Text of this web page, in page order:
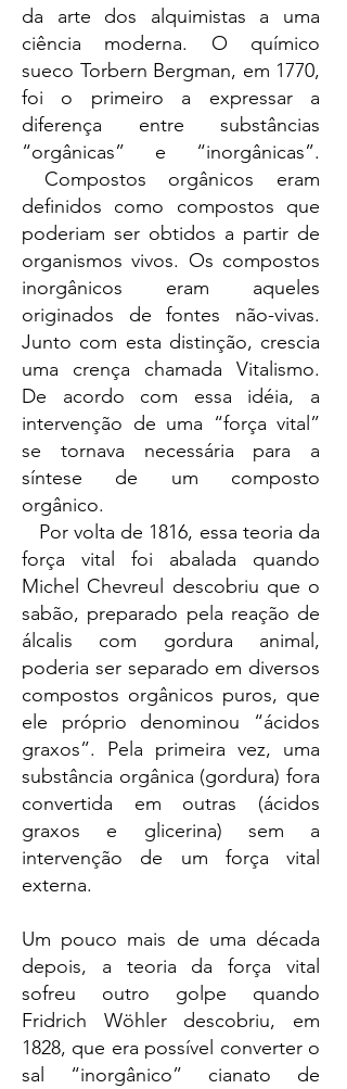
da arte dos alquimistas a uma
ciência moderna. O químico
sueco Torbern Bergman, em 1770,
foi o primeiro a expressar a
diferença entre substâncias
“orgânicas” e “inorgânicas”.
Compostos orgânicos eram
definidos como compostos que
poderiam ser obtidos a partir de
organismos vivos. Os compostos
inorgânicos eram aqueles
originados de fontes não-vivas.
Junto com esta distinção, crescia
uma crença chamada Vitalismo.
De acordo com essa idéia, a
intervenção de uma “força vital”
se tornava necessária para a
síntese de um composto
orgânico.
Por volta de 1816, essa teoria da
força vital foi abalada quando
Michel Chevreul descobriu que o
sabão, preparado pela reação de
álcalis com gordura animal,
poderia ser separado em diversos
compostos orgânicos puros, que
ele próprio denominou “ácidos
graxos”. Pela primeira vez, uma
substância orgânica (gordura) fora
convertida em outras (ácidos
graxos e glicerina) sem a
intervenção de um força vital
externa.
Um pouco mais de uma década
depois, a teoria da força vital
sofreu outro golpe quando
Fridrich Wöhler descobriu, em
1828, que era possível converter o
sal “inorgânico” cianato de